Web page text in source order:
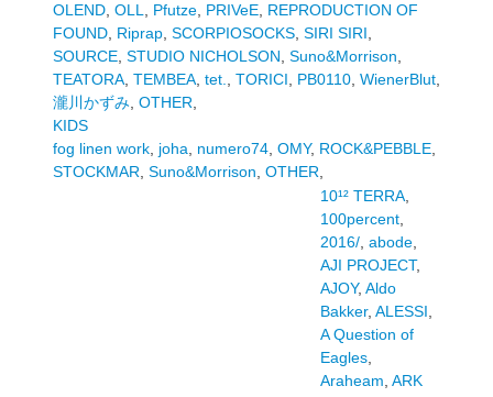
OLEND, OLL Pfutze, PRIVeE, REPRODUCTION OF
FOUND, Riprap, SCORPIOSOCKS, SIRI SIRI
SOURCE, STUDIO NICHOLSON Suno&Morrison
TEATORA, TEMBEA, tet. TORICI PB0110, WienerBlut,
瀧川かずみ, OTHER
KIDS
fog linen work, joha numero74, OMY, ROCK&PEBBLE,
STOCKMAR Suno&Morrison OTHER
10¹² TERRA,
100percent,
2016/, abode,
AJI PROJECT,
AJOY, Aldo
Bakker, ALESSI
A Question of
Eagles,
Araheam ARK